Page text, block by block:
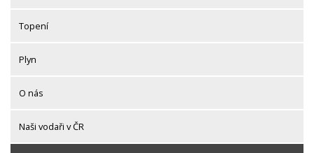
Topení
Plyn
O nás
Naši vodaři v ČR